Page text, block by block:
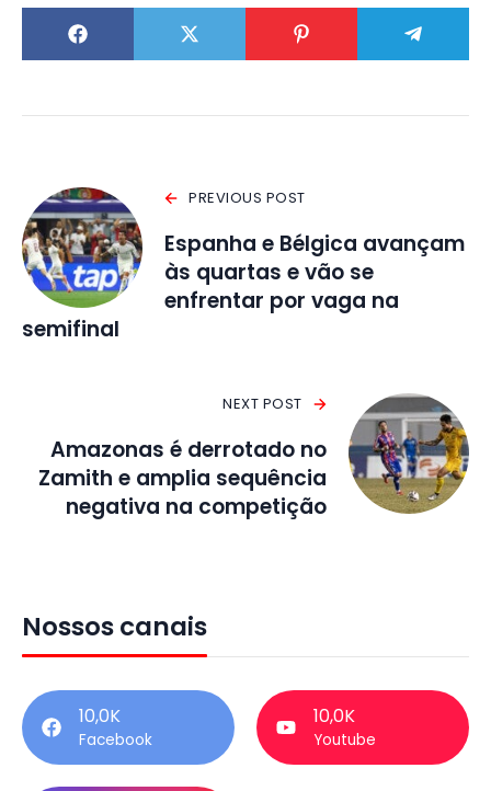
PREVIOUS POST
Espanha e Bélgica avançam
às quartas e vão se
enfrentar por vaga na
semifinal
NEXT POST
Amazonas é derrotado no
Zamith e amplia sequência
negativa na competição
Nossos canais
10,0K
Facebook
10,0K
Youtube